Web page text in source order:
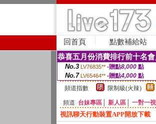
回首頁 點數補給站
恭喜五月份消費排行前十名
No.3 LV76835** -贈點8,000點
No.7 LV65464** -贈點4,000 點
頻道指數
限制級(火辣)
頻道 台妹專區 新人區 一對一
視訊聊天行動裝置APP開放下載